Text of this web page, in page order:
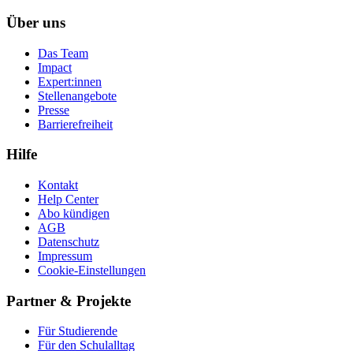
Über uns
Das Team
Impact
Expert:innen
Stellenangebote
Presse
Barrierefreiheit
Hilfe
Kontakt
Help Center
Abo kündigen
AGB
Datenschutz
Impressum
Cookie-Einstellungen
Partner & Projekte
Für Stu­die­rende
Für den Schulalltag